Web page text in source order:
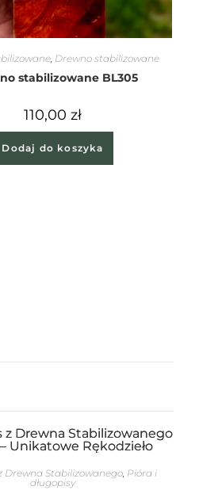
, Drewno stabilizowane
stabilizowane BL305
110,00 zł
Dodaj do koszyka
Drewna Stabilizowanego, Pióra i
długopisy